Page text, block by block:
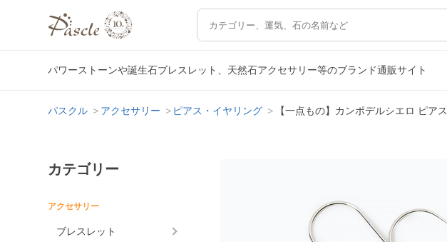
パワーストーンや誕生石ブレスレット、天然石アクセサリー等のブランド通販サイト
パスクル アクセサリー ピアス・イヤリング 【一点もの】カンポデルシエロ ピアス
カテゴリー
アクセサリー
ブレスレット